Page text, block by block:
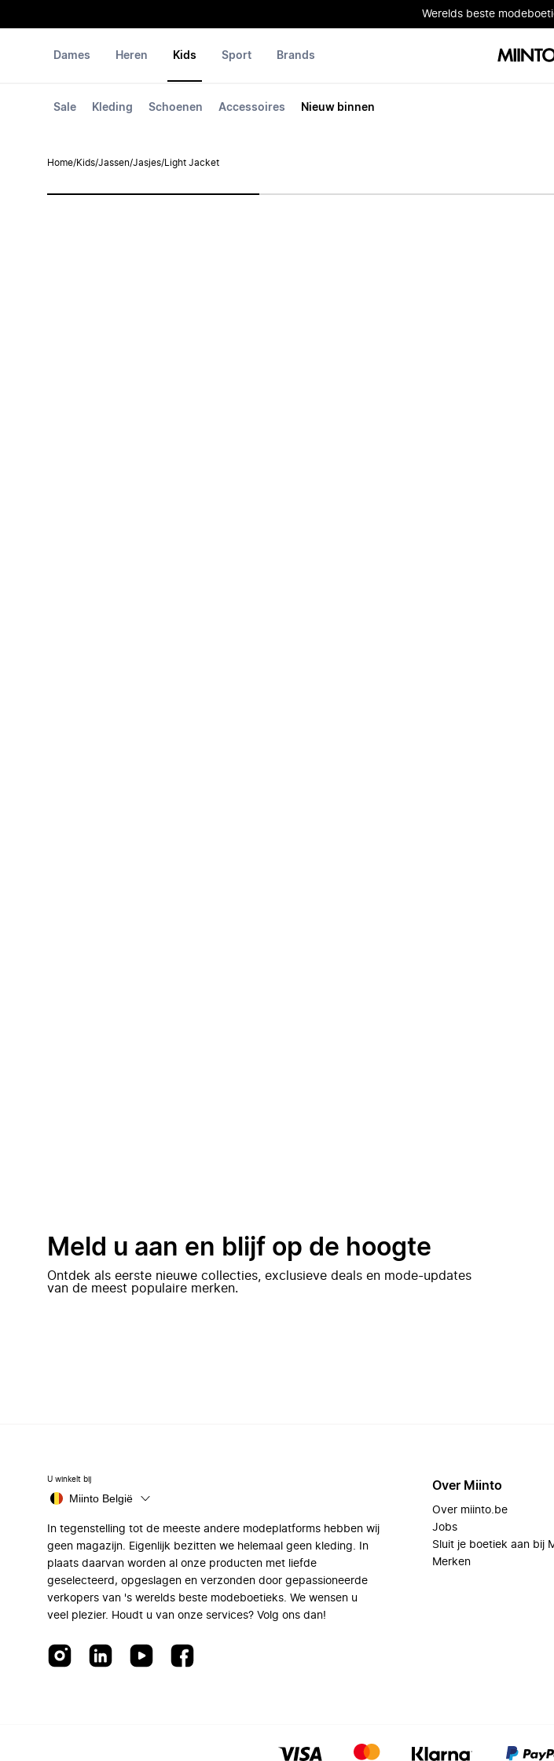
Werelds beste
Dames Heren Kids
Sale Kleding Schoenen Accessoires Nieuw binnen
Sport Brands
Home/Kids/Jassen/Jasjes/ Light Jacket
Meld u aan en blijf op de hoogte
Ontdek als eerste nieuwe collecties, exclusieve deals en mode-updates
van de meest populaire merken.
U winkelt bij
Miinto België
In tegenstelling tot de meeste andere modeplatforms hebben wij
geen magazijn. Eigenlijk bezitten we helemaal geen kleding. In
plaats daarvan worden al onze producten met liefde
geselecteerd, opgeslagen en verzonden door gepassioneerde
verkopers van 's werelds beste modeboetieks. We wensen u
veel plezier. Houdt u van onze services? Volg ons dan!
Over Miinto
Over miinto.be
Jobs
Sluit je boetiek aan bij
Merken